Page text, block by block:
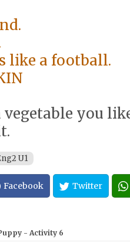
like a football.
vegetable you
U1
Facebook Twitter
- Activity 6